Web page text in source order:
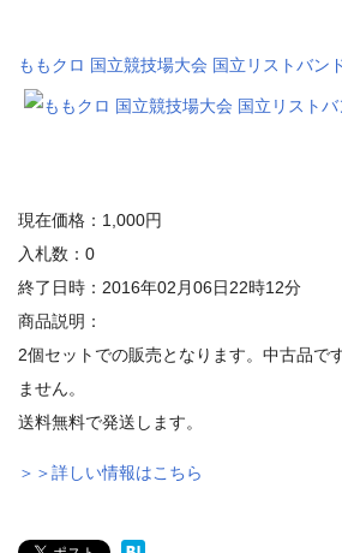
ももクロ 国立競技場大会 国立リストバン
現在価格：1,000円
入札数：0
終了日時：2016年02月06日22時12分
商品説明：
2個セットでの販売となります。中古品で
ません。
送料無料で発送します。
＞＞詳しい情報はこちら